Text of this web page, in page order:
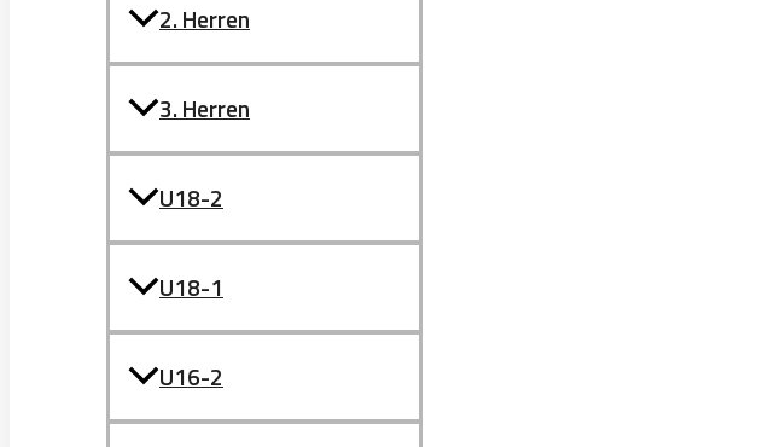
2. Herren
3. Herren
U18-2
U18-1
U16-2